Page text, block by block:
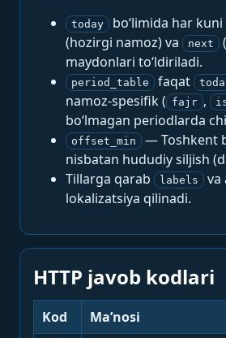
today bo‘limida har
(hozirgi namoz) va next
maydonlari to‘ldiriladi.
period_table faqat
namoz-spesifik ( fajr ,
bo‘lmagan periodlarda
offset_min
— Toshkent
nisbatan hududiy siljish
Tillarga qarab
labels
va
lokalizatsiya qilinadi.
HTTP javob kodlari
Kod Ma’nosi